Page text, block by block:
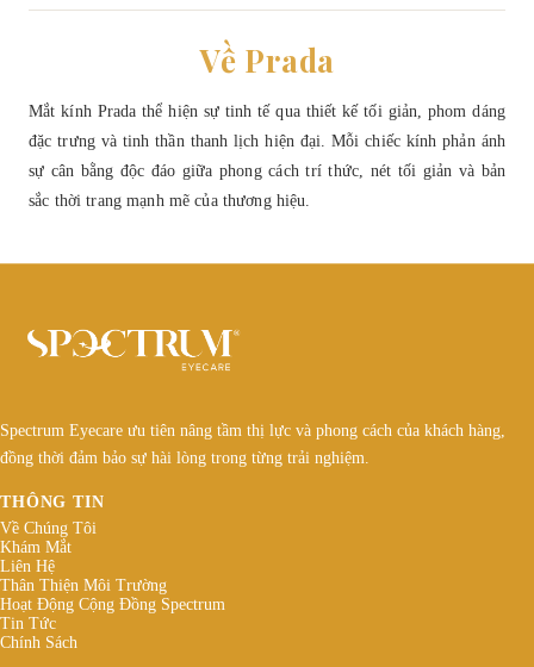
Về Prada
Mắt kính Prada thể hiện sự tinh tế qua thiết kế tối giản, phom dáng
đặc trưng và tinh thần thanh lịch hiện đại. Mỗi chiếc kính phản ánh
sự cân bằng độc đáo giữa phong cách trí thức, nét tối giản và bản
sắc thời trang mạnh mẽ của thương hiệu.
Spectrum Eyecare ưu tiên nâng tầm thị lực và phong cách của khách hàng,
đồng thời đảm bảo sự hài lòng trong từng trải nghiệm.
THÔNG TIN
Về Chúng Tôi
Khám Mắt
Liên Hệ
Thân Thiện Môi Trường
Hoạt Động Cộng Đồng Spectrum
Tin Tức
Chính Sách